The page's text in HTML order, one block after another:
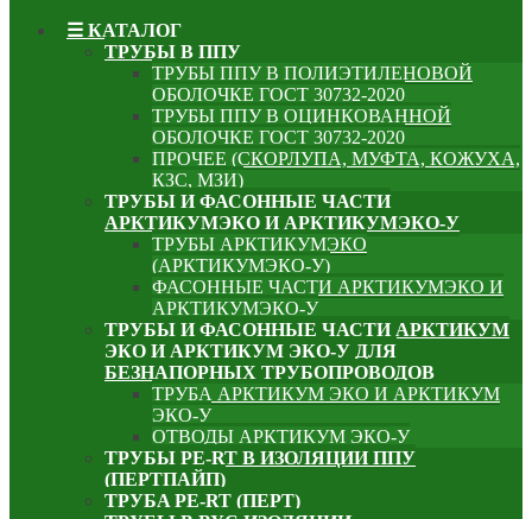
☰ КАТАЛОГ
ТРУБЫ В ППУ
ТРУБЫ ППУ В ПОЛИЭТИЛЕНОВОЙ
ОБОЛОЧКЕ ГОСТ 30732-2020
ТРУБЫ ППУ В ОЦИНКОВАННОЙ
ОБОЛОЧКЕ ГОСТ 30732-2020
ПРОЧЕЕ (СКОРЛУПА, МУФТА, КОЖУХА,
КЗС, МЗИ)
ТРУБЫ И ФАСОННЫЕ ЧАСТИ
АРКТИКУМЭКО И АРКТИКУМЭКО-У
ТРУБЫ АРКТИКУМЭКО
(АРКТИКУМЭКО-У)
ФАСОННЫЕ ЧАСТИ АРКТИКУМЭКО И
АРКТИКУМЭКО-У
ТРУБЫ И ФАСОННЫЕ ЧАСТИ АРКТИКУМ
ЭКО И АРКТИКУМ ЭКО-У ДЛЯ
БЕЗНАПОРНЫХ ТРУБОПРОВОДОВ
ТРУБА АРКТИКУМ ЭКО И АРКТИКУМ
ЭКО-У
ОТВОДЫ АРКТИКУМ ЭКО-У
ТРУБЫ PE-RT В ИЗОЛЯЦИИ ППУ
(ПЕРТПАЙП)
⁠ТРУБA PE-RT (ПЕРТ)